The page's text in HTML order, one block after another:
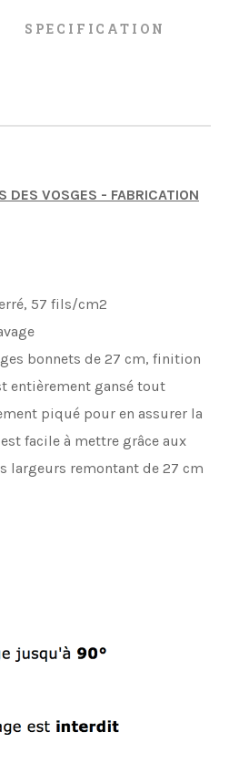
SPECIFICATION
DES VOSGES - FABRICATION
57 fils/cm2
bonnets de 27 cm, finition
entièrement gansé tout
piqué pour en assurer la
facile à mettre grâce aux
largeurs remontant de 27 cm